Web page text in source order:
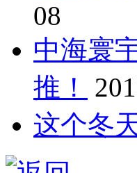
08
中海寰
推！
这个冬